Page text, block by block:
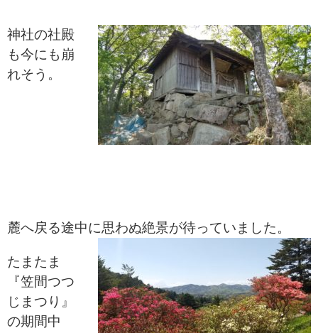
神社の社殿
も今にも崩
れそう。
麓へ戻る途中に思わぬ絶景が待っていました。
たまたま
『笠間つつ
じまつり』
の期間中